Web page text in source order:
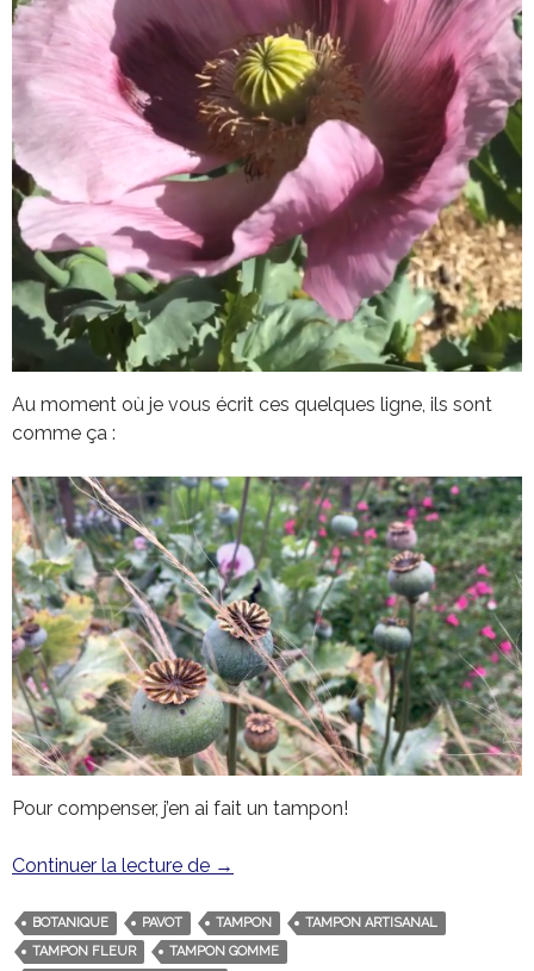
Au moment où je vous écrit ces quelques ligne, ils sont
comme ça :
Pour compenser, j’en ai fait un tampon!
Continuer la lecture de Tampon grande fleur de pavot
→
BOTANIQUE PAVOT TAMPON
TAMPON ARTISANAL
TAMPON FLEUR
TAMPON GOMME